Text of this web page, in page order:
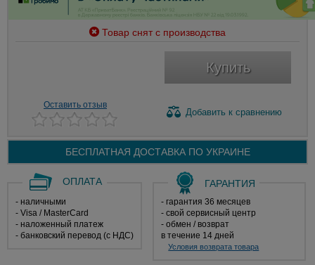
Товар снят с производства
Купить
Оставить отзыв
Добавить к сравнению
БЕСПЛАТНАЯ ДОСТАВКА ПО УКРАИНЕ
ОПЛАТА
- наличными
- Visa / MasterCard
- наложенный платеж
- банковский перевод (с НДС)
ГАРАНТИЯ
- гарантия 36 месяцев
- свой сервисный центр
- обмен / возврат
в течение 14 дней
Условия возврата товара